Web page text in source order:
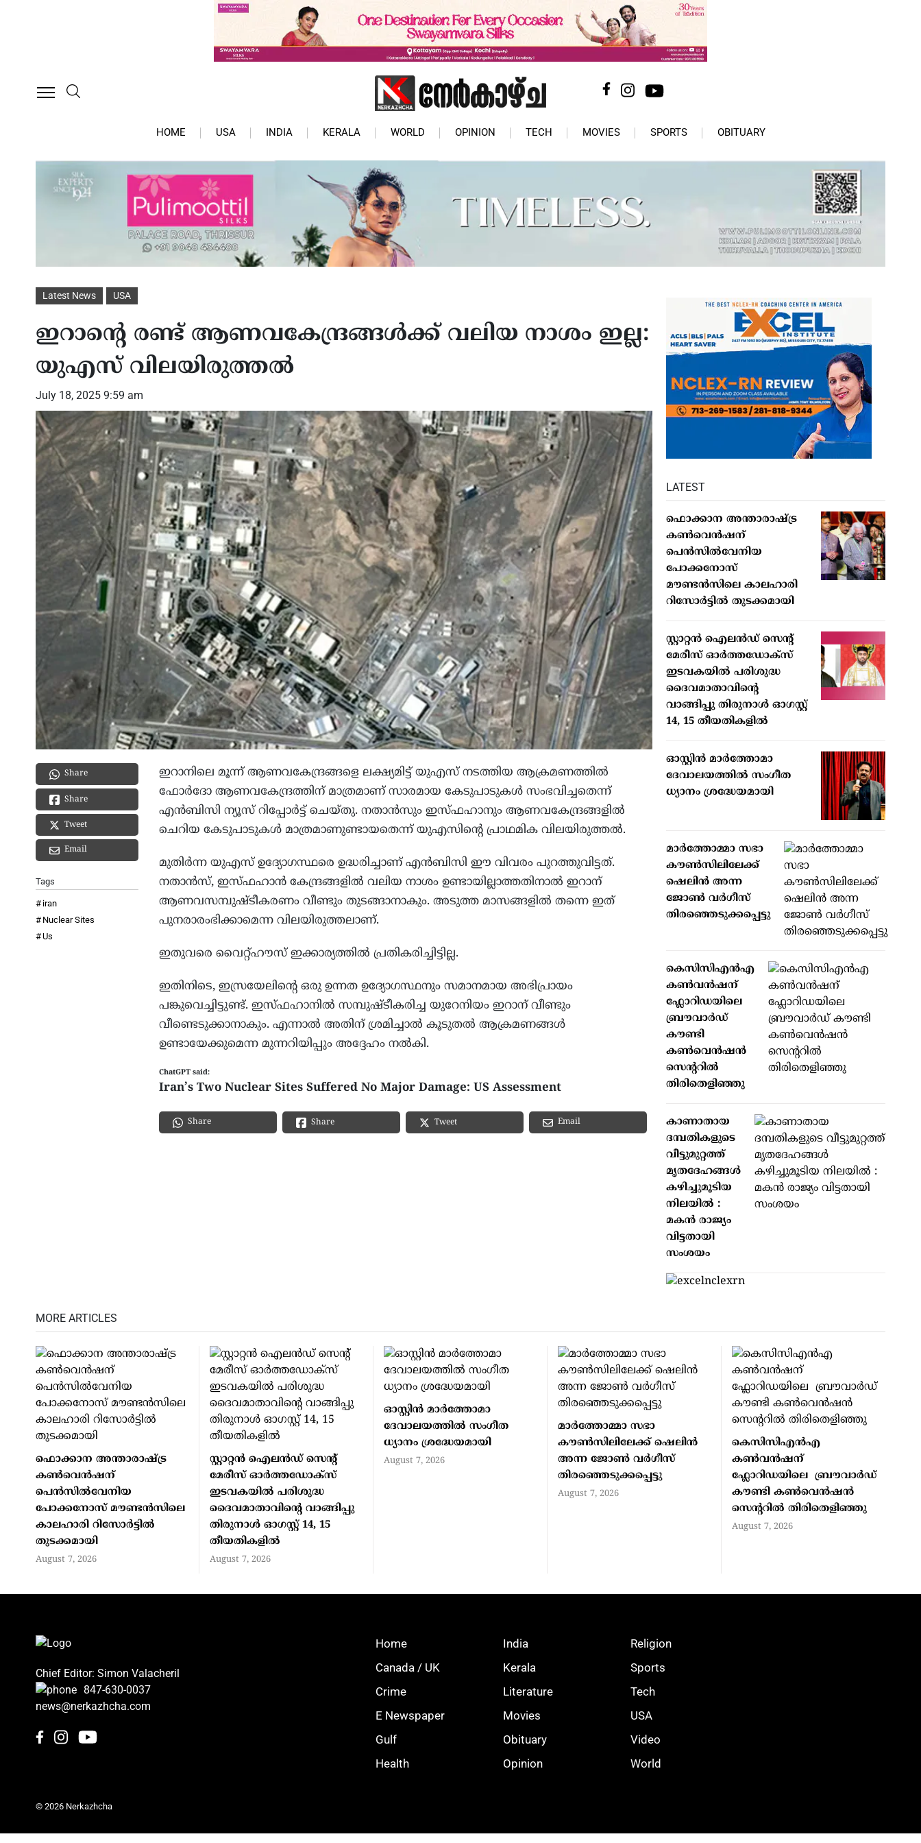
HOME USA INDIA KERALA WORLD OPINION TECH MOVIES SPORTS OBITUARY
Latest News USA
ഇറാന്റെ രണ്ട് ആണവകേന്ദ്രങ്ങള്‍ക്ക് വലിയ നാശം ഇല്ല:
യുഎസ് വിലയിരുത്തല്‍
July 18, 2025 9:59 am
Share
Share
Tweet
Email
Tags
iran
Nuclear Sites
Us
ഇറാനിലെ മൂന്ന് ആണവകേന്ദ്രങ്ങളെ ലക്ഷ്യമിട്ട് യുഎസ് നടത്തിയ ആക്രമണത്തില്‍
ഫോര്‍ദോ ആണവകേന്ദ്രത്തിന് മാത്രമാണ് സാരമായ കേടുപാടുകള്‍ സംഭവിച്ചതെന്ന്
എന്‍ബിസി ന്യൂസ് റിപ്പോര്‍ട്ട് ചെയ്തു. നതാന്‍സും ഇസ്ഫഹാനും ആണവകേന്ദ്രങ്ങളില്‍
ചെറിയ കേടുപാടുകള്‍ മാത്രമാണുണ്ടായതെന്ന് യുഎസിന്റെ പ്രാഥമിക വിലയിരുത്തല്‍.
മുതിര്‍ന്ന യുഎസ് ഉദ്യോഗസ്ഥരെ ഉദ്ധരിച്ചാണ് എന്‍ബിസി ഈ വിവരം പുറത്തുവിട്ടത്.
നതാന്‍സ്, ഇസ്ഫഹാന്‍ കേന്ദ്രങ്ങളില്‍ വലിയ നാശം ഉണ്ടായില്ലാത്തതിനാല്‍ ഇറാന്
ആണവസമ്പുഷ്ടീകരണം വീണ്ടും തുടങ്ങാനാകും. അടുത്ത മാസങ്ങളില്‍ തന്നെ ഇത്
പുനരാരംഭിക്കാമെന്ന വിലയിരുത്തലാണ്.
ഇതുവരെ വൈറ്റ്‌ഹൗസ് ഇക്കാര്യത്തില്‍ പ്രതികരിച്ചിട്ടില്ല.
ഇതിനിടെ, ഇസ്രയേലിന്റെ ഒരു ഉന്നത ഉദ്യോഗസ്ഥനും സമാനമായ അഭിപ്രായം
പങ്കുവെച്ചിട്ടുണ്ട്. ഇസ്ഫഹാനില്‍ സമ്പുഷ്ടീകരിച്ച യുറേനിയം ഇറാന് വീണ്ടും
വീണ്ടെടുക്കാനാകും. എന്നാല്‍ അതിന് ശ്രമിച്ചാല്‍ കൂടുതല്‍ ആക്രമണങ്ങള്‍
ഉണ്ടായേക്കുമെന്ന മുന്നറിയിപ്പും അദ്ദേഹം നല്‍കി.
ChatGPT said:
Iran’s Two Nuclear Sites Suffered No Major Damage: US Assessment
Share Share Tweet Email
LATEST
ഫൊക്കാന അന്താരാഷ്ട്ര
കൺവെൻഷന്
പെൻസിൽവേനിയ
പോക്കനോസ്
മൗണ്ടൻസിലെ കാലഹാരി
റിസോർട്ടിൽ തുടക്കമായി
സ്റ്റാറ്റന്‍ ഐലന്‍ഡ് സെന്റ്
മേരീസ് ഓര്‍ത്തഡോക്‌സ്
ഇടവകയില്‍ പരിശുദ്ധ
ദൈവമാതാവിന്റെ
വാങ്ങിപ്പു തിരുനാള്‍ ഓഗസ്റ്റ്
14, 15 തീയതികളില്‍
ഓസ്റ്റിൻ മാർത്തോമാ
ദേവാലയത്തിൽ സംഗീത
ധ്യാനം ശ്രദ്ധേയമായി
മാര്‍ത്തോമ്മാ സഭാ
കൗണ്‍സിലിലേക്ക്
ഷെലിന്‍ അന്ന
ജോണ്‍ വര്‍ഗീസ്
തിരഞ്ഞെടുക്കപ്പെട്ടു
കെസിസിഎൻഎ
കൺവൻഷന്
ഫ്ലോറിഡയിലെ
ബ്രൗവാർഡ്
കൗണ്ടി
കൺവെൻഷൻ
സെന്ററിൽ
തിരിതെളിഞ്ഞു
കാണാതായ
ദമ്പതികളുടെ
വീട്ടുമുറ്റത്ത്
മൃതദേഹങ്ങള്‍
കഴിച്ചുമൂടിയ
നിലയില്‍ :
മകന്‍ രാജ്യം
വിട്ടതായി
സംശയം
MORE ARTICLES
ഫൊക്കാന അന്താരാഷ്ട്ര
കൺവെൻഷന്
പെൻസിൽവേനിയ
പോക്കനോസ് മൗണ്ടൻസിലെ
കാലഹാരി റിസോർട്ടിൽ
തുടക്കമായി
August 7, 2026
സ്റ്റാറ്റന്‍ ഐലന്‍ഡ് സെന്റ്
മേരീസ് ഓര്‍ത്തഡോക്‌സ്
ഇടവകയില്‍ പരിശുദ്ധ
ദൈവമാതാവിന്റെ വാങ്ങിപ്പു
തിരുനാള്‍ ഓഗസ്റ്റ് 14, 15
തീയതികളില്‍
August 7, 2026
ഓസ്റ്റിൻ മാർത്തോമാ
ദേവാലയത്തിൽ സംഗീത
ധ്യാനം ശ്രദ്ധേയമായി
August 7, 2026
മാര്‍ത്തോമ്മാ സഭാ
കൗണ്‍സിലിലേക്ക് ഷെലിന്‍
അന്ന ജോണ്‍ വര്‍ഗീസ്
തിരഞ്ഞെടുക്കപ്പെട്ടു
August 7, 2026
കെസിസിഎൻഎ
കൺവൻഷന്
ഫ്ലോറിഡയിലെ ബ്രൗവാർഡ്
കൗണ്ടി കൺവെൻഷൻ
സെന്ററിൽ തിരിതെളിഞ്ഞു
August 7, 2026
Chief Editor: Simon Valacheril
847-630-0037
news@nerkazhcha.com
Home
Canada / UK
Crime
E Newspaper
Gulf
Health
India
Kerala
Literature
Movies
Obituary
Opinion
Religion
Sports
Tech
USA
Video
World
© 2026 Nerkazhcha